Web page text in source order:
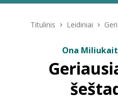
ELVIS atvyksta
Titulinis Leidiniai
Ona